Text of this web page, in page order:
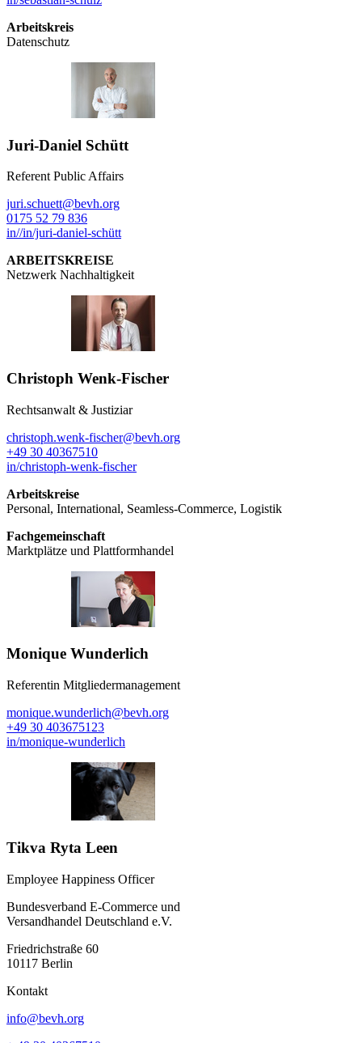
Arbeitskreis
Datenschutz
Juri-Daniel Schütt
Referent Public Affairs
juri.schuett@bevh.org
0175 52 79 836
in//in/juri-daniel-schütt
ARBEITSKREISE
Netzwerk Nachhaltigkeit
Christoph Wenk-Fischer
Rechtsanwalt & Justiziar
christoph.wenk-fischer@bevh.org
+49 30 40367510
in/christoph-wenk-fischer
Arbeitskreise
Personal, International, Seamless-Commerce, Logistik
Fachgemeinschaft
Marktplätze und Plattformhandel
Monique Wunderlich
Referentin Mitgliedermanagement
monique.wunderlich@bevh.org
+49 30 403675123
in/monique-wunderlich
Tikva Ryta Leen
Employee Happiness Officer
Bundesverband E-Commerce und
Versandhandel Deutschland e.V.
Friedrichstraße 60
10117 Berlin
Kontakt
info@bevh.org